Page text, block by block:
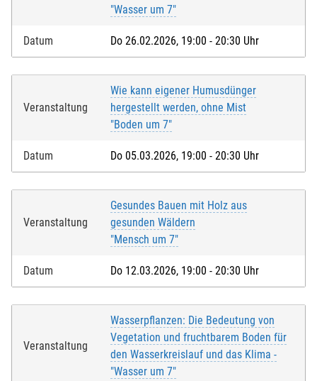
"Wasser um 7"
Datum Do 26.02.2026, 19:00 - 20:30 Uhr
Veranstaltung
Wie kann eigener Humusdünger
hergestellt werden, ohne Mist
"Boden um 7"
Datum Do 05.03.2026, 19:00 - 20:30 Uhr
Veranstaltung
Gesundes Bauen mit Holz aus
gesunden Wäldern
"Mensch um 7"
Datum Do 12.03.2026, 19:00 - 20:30 Uhr
Veranstaltung
Wasserpflanzen: Die Bedeutung von
Vegetation und fruchtbarem Boden für
den Wasserkreislauf und das Klima -
"Wasser um 7"